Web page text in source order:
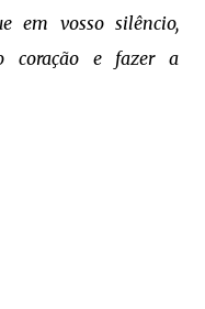
em vosso silêncio,
coração e fazer a